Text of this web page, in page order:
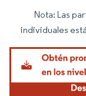
Imagen © Mordor
Nota: Las
individuales